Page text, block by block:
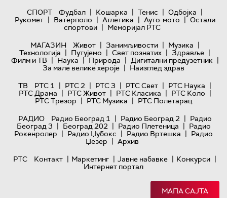
СПОРТ
Фудбал | Кошарка | Тенис | Одбојка |
Рукомет | Ватерполо | Атлетика | Ауто-мото | Остали
спортови | Меморијал РТС
МАГАЗИН
Живот | Занимљивости | Музика |
Технологијa | Путујемо | Свет познатих | Здравље |
Филм и ТВ | Наука | Природа | Дигитални предузетник |
За мале велике хероје | Наизглед здрав
ТВ
РТС 1 | РТС 2 | РТС 3 | РТС Свет | РТС Наука |
РТС Драма | РТС Живот | РТС Класика | РТС Коло |
РТС Трезор | РТС Музика | РТС Полетарац
РАДИО
Радио Београд 1 | Радио Београд 2 | Радио
Београд 3 | Београд 202 | Радио Плетеница | Радио
Рокенролер | Радио Џубокс | Радио Вртешка | Радио
Џезер | Архив
РТС
Контакт | Маркетинг | Јавне набавке | Конкурси |
Интернет портал
МАПА САЈТА